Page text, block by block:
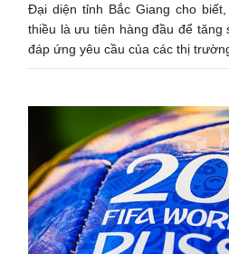
Đại diện tỉnh Bắc Giang cho
thiều là ưu tiên hàng đầu để tăng
đáp ứng yêu cầu của các thị